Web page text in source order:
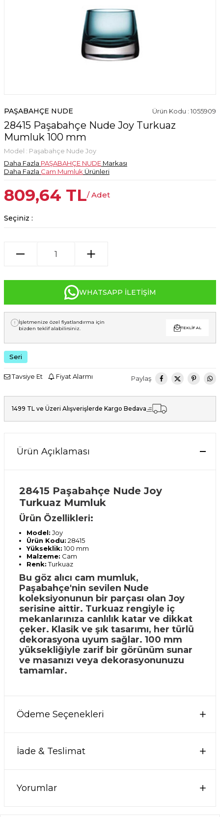
PAŞABAHÇE NUDE Ürün Kodu : 1055909
28415 Paşabahçe Nude Joy Turkuaz
Mumluk 100 mm
Model : Paşabahçe Nude Joy
Daha Fazla PAŞABAHÇE NUDE Markası
Daha Fazla Cam Mumluk Ürünleri
809,64 TL/ Adet
Seçiniz :
WHATSAPP İLETIŞIM
İşletmenize özel fiyatlandırma için
bizden teklif alabilirsiniz.
TEKLIF AL
Seri
Tavsiye Et Fiyat Alarmı Paylaş
1499 TL ve Üzeri Alışverişlerde Kargo Bedava
Ürün Açıklaması
28415 Paşabahçe Nude Joy
Turkuaz Mumluk
Ürün Özellikleri:
Model: Joy
Ürün Kodu: 28415
Yükseklik:100 mm
Malzeme: Cam
Renk:Turkuaz
Bu göz alıcı cam mumluk,
Paşabahçe'nin sevilen Nude
koleksiyonunun bir parçası olan Joy
serisine aittir. Turkuaz rengiyle iç
mekanlarınıza canlılık katar ve dikkat
çeker. Klasik ve şık tasarımı, her türlü
dekorasyona uyum sağlar. 100 mm
yüksekliğiyle zarif bir görünüm sunar
ve masanızı veya dekorasyonunuzu
tamamlar.
Ödeme Seçenekleri
İade & Teslimat
Yorumlar